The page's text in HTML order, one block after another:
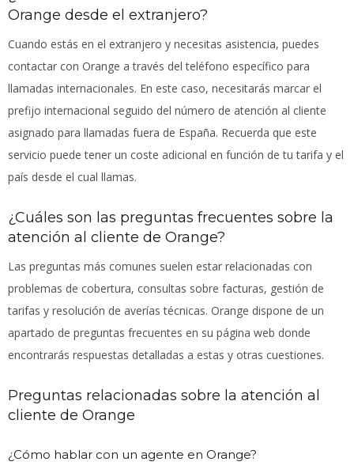
Orange desde el extranjero?
Cuando estás en el extranjero y necesitas asistencia, puedes
contactar con Orange a través del teléfono específico para
llamadas internacionales. En este caso, necesitarás marcar el
prefijo internacional seguido del número de atención al cliente
asignado para llamadas fuera de España. Recuerda que este
servicio puede tener un coste adicional en función de tu tarifa y el
país desde el cual llamas.
¿Cuáles son las preguntas frecuentes sobre la
atención al cliente de Orange?
Las preguntas más comunes suelen estar relacionadas con
problemas de cobertura, consultas sobre facturas, gestión de
tarifas y resolución de averías técnicas. Orange dispone de un
apartado de preguntas frecuentes en su página web donde
encontrarás respuestas detalladas a estas y otras cuestiones.
Preguntas relacionadas sobre la atención al
cliente de Orange
¿Cómo hablar con un agente en Orange?